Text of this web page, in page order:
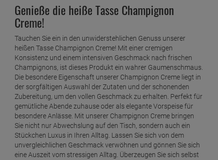
Genieße die heiße Tasse Champignon
Creme!
Tauchen Sie ein in den unwiderstehlichen Genuss unserer
heißen Tasse Champignon Creme! Mit einer cremigen
Konsistenz und einem intensiven Geschmack nach frischen
Champignons, ist dieses Produkt ein wahrer Gaumenschmaus.
Die besondere Eigenschaft unserer Champignon Creme liegt in
der sorgfältigen Auswahl der Zutaten und der schonenden
Zubereitung, um den vollen Geschmack zu erhalten. Perfekt für
gemütliche Abende zuhause oder als elegante Vorspeise für
besondere Anlässe. Mit unserer Champignon Creme bringen
Sie nicht nur Abwechslung auf den Tisch, sondern auch ein
Stückchen Luxus in Ihren Alltag. Lassen Sie sich von dem
unvergleichlichen Geschmack verwöhnen und gönnen Sie sich
eine Auszeit vom stressigen Alltag. Überzeugen Sie sich selbst